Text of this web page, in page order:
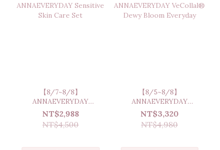
【8/7~8/8】
ANNAEVERYDAY
Sensitive Skin Care Set
NT$2,988
NT$4,500
【8/5~8/8】
ANNAEVERYDAY
VeCollal® Dewy Bloom
Everyday
NT$3,320
NT$4,980